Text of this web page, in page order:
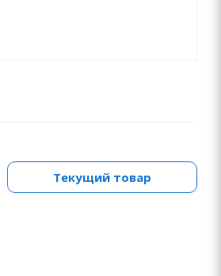
Текущий товар